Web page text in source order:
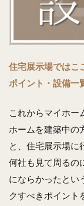
住宅展示場ではこ
ポイント・設備一
これからマイホー
ホームを建築中の
と、住宅展示場に
何社も見て周るの
にならかったとい
クすべきポイント